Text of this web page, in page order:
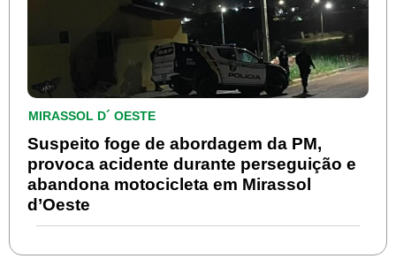
MIRASSOL D´ OESTE
Suspeito foge de abordagem da PM,
provoca acidente durante perseguição e
abandona motocicleta em Mirassol
d’Oeste